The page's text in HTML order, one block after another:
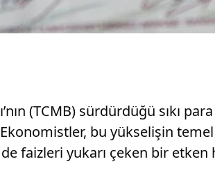
(TCMB) sürdürdüğü sıkı
Ekonomistler, bu yükselişin
faizleri yukarı çeken bir